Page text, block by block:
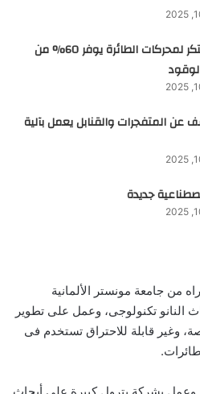
تصميم مبتكر لمحركات الطائرة يوفر 60% من
عن المتفجرات والقنابل يعمل بآلية
جديدة
من جامعة مونستر الألمانية
النانو تكنولوجى، وعمل على تطوير
وغير قابلة للاحتراق تستخدم فى
بشركة بترول كبيرة على أبحاث